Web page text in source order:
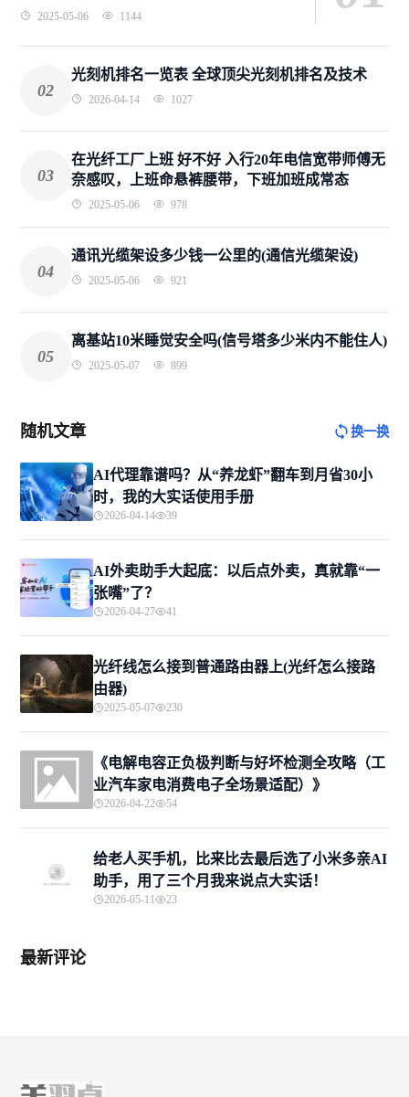
2025-05-06 1144
02
光刻机排名一览表 全球顶尖光刻机排名及技术
2026-04-14 1027
03
在光纤工厂上班 好不好 入行20年电信宽带师傅无
奈感叹，上班命悬裤腰带，下班加班成常态
2025-05-06 978
04
通讯光缆架设多少钱一公里的(通信光缆架设)
2025-05-06 921
05
离基站10米睡觉安全吗(信号塔多少米内不能住人)
2025-05-07 899
随机文章 换一换
AI代理靠谱吗？从“养龙虾”翻车到月省30小
时，我的大实话使用手册
2026-04-14 39
AI外卖助手大起底：以后点外卖，真就靠“一
张嘴”了？
2026-04-27 41
光纤线怎么接到普通路由器上(光纤怎么接路
由器)
2025-05-07 230
《电解电容正负极判断与好坏检测全攻略（工
业汽车家电消费电子全场景适配）》
2026-04-22 54
给老人买手机，比来比去最后选了小米多亲AI
助手，用了三个月我来说点大实话！
2026-05-11 23
最新评论